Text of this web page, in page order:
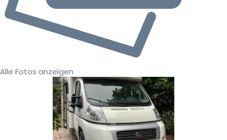
Alle Fotos anzeigen